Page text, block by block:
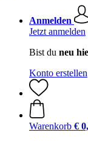
Anmelden
Jetzt anmelden
Bist du neu
Konto erstellen
Warenkorb €